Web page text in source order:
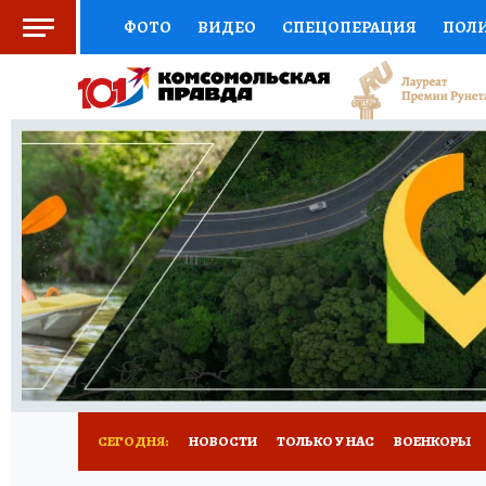
ФОТО ВИДЕО СПЕЦОПЕРАЦИЯ
СОЦПОДДЕРЖКА НАУКА СПОРТ
ВЫБОР ЭКСПЕРТОВ ДОКТОР
КНИЖНАЯ ПОЛКА ПРОГНОЗЫ НА СПОРТ
ПРЕСС-ЦЕНТР НЕДВИЖИМОСТЬ
РАДИО КП РЕКЛАМА ТЕСТЫ НОВОЕ
СЕГОДНЯ: НОВОСТИ ТОЛЬКО У НАС ВОЕНКОРЫ